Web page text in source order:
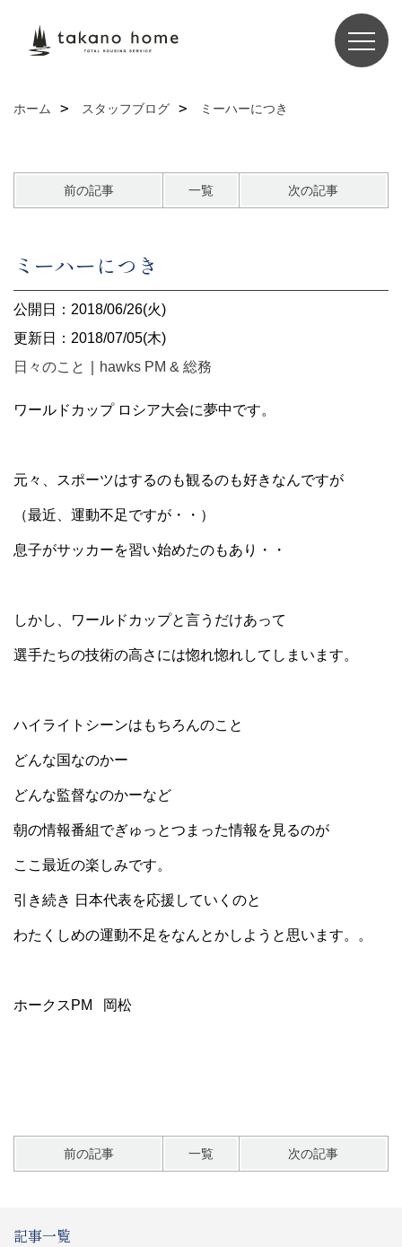
ホーム スタッフブログ ミーハーにつき
前の記事 一覧 次の記事
ミーハーにつき
公開日：2018/06/26(火)
更新日：2018/07/05(木)
日々のこと
hawks PM & 総務
ワールドカップ ロシア大会に夢中です。
元々、スポーツはするのも観るのも好きなんですが
（最近、運動不足ですが・・）
息子がサッカーを習い始めたのもあり・・
しかし、ワールドカップと言うだけあって
選手たちの技術の高さには惚れ惚れしてしまいます。
ハイライトシーンはもちろんのこと
どんな国なのかー
どんな監督なのかーなど
朝の情報番組でぎゅっとつまった情報を見るのが
ここ最近の楽しみです。
引き続き 日本代表を応援していくのと
わたくしめの運動不足をなんとかしようと思います。。
ホークスPM 岡松
前の記事 一覧 次の記事
記事一覧